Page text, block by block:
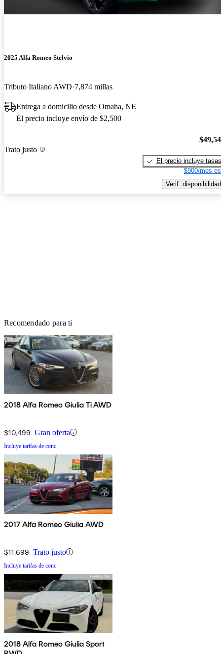
2025 Alfa Romeo Stelvio
Tributo Italiano AWD 7,874 millas
Entrega a domicilio desde Omaha, NE
El precio incluye envío de $2,500
Trato justo
El precio incluye tasas
$900/mes
Verif. disponibilidad
Recomendado para ti
2018 Alfa Romeo Giulia Ti AWD
$10,499 Gran oferta
Incluye tarifas de conc.
2017 Alfa Romeo Giulia AWD
$11,699 Trato justo
Incluye tarifas de conc.
2018 Alfa Romeo Giulia Sport